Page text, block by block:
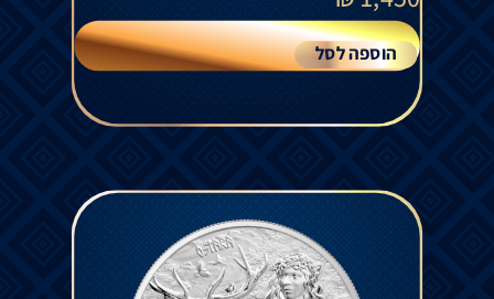
הוספה לסל